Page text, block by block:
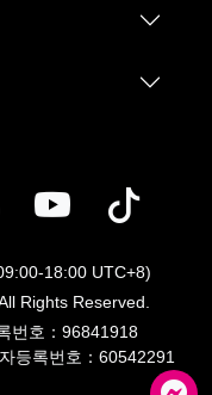
18:00 UTC+8)
Rights Reserved.
번호：96841918
등록번호：60542291